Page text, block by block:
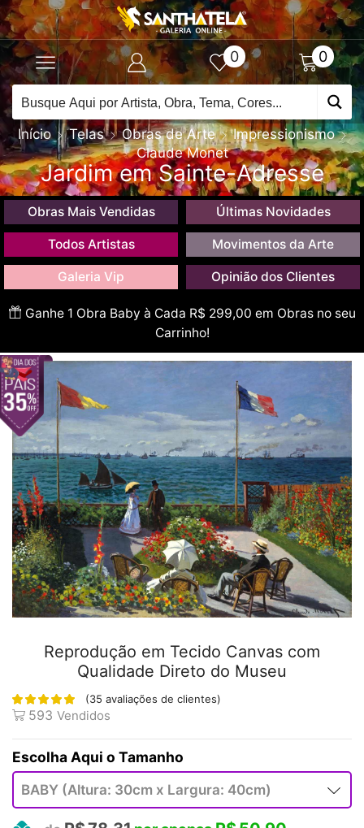
0 0
Início Telas Obras de Arte
Impressionismo
Claude Monet
Jardim em Sainte-Adresse
Obras Mais Vendidas Últimas Novidades
Todos Artistas Movimentos da Arte
Galeria Vip Opinião dos Clientes
Ganhe 1 Obra Baby à Cada R$ 299,00 em Obras no seu
Carrinho!
Reprodução em Tecido Canvas com
Qualidade Direto do Museu
(35 avaliações de clientes)
593 Vendidos
Tamanho